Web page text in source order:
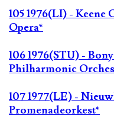
105 1976(LI) -
Opera*
106 1976(STU) -
Philharmonic
107 1977(LE) -
Promenadeorkest*